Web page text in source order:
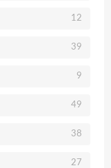
12
39
9
49
38
27